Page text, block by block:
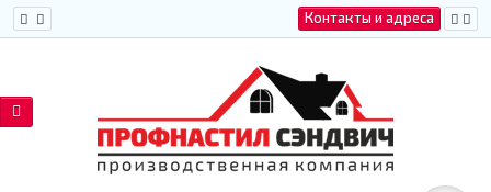
Контакты и адреса